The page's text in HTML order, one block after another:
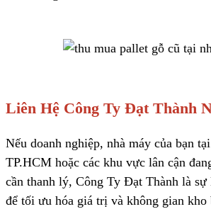
Liên Hệ Công Ty Đạt Thành
Nếu doanh nghiệp, nhà máy của bạn
TP.HCM hoặc các khu vực lân cận
cần thanh lý, Công Ty Đạt Thành là
để tối ưu hóa giá trị và không gian